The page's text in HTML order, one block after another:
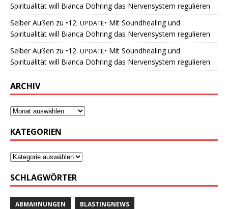
Spiritualität will Bianca Döhring das Nervensystem regulieren
Selber Außen zu •12. UPDATE• Mit Soundhealing und
Spiritualität will Bianca Döhring das Nervensystem regulieren
Selber Außen zu •12. UPDATE• Mit Soundhealing und
Spiritualität will Bianca Döhring das Nervensystem regulieren
ARCHIV
KATEGORIEN
SCHLAGWÖRTER
ABMAHNUNGEN BLASTINGNEWS